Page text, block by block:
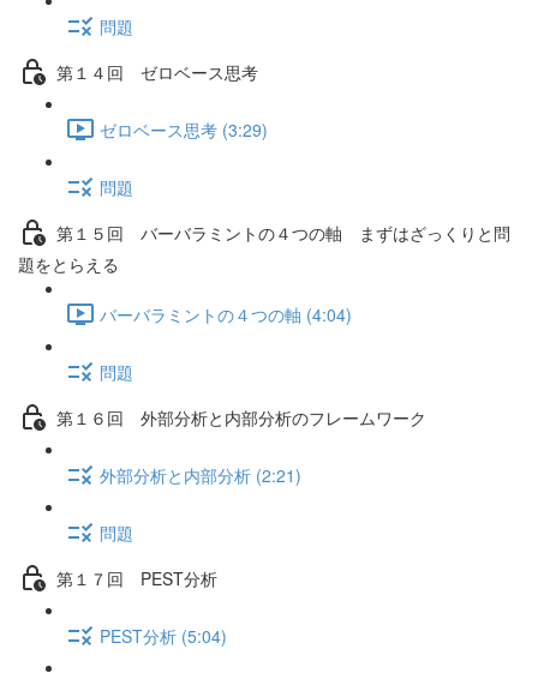
問題
第１４回 ゼロベース思考
ゼロベース思考 (3:29)
問題
第１５回 バーバラミントの４つの軸 まずはざっくりと問
題をとらえる
バーバラミントの４つの軸 (4:04)
問題
第１６回 外部分析と内部分析のフレームワーク
外部分析と内部分析 (2:21)
問題
第１７回 PEST分析
PEST分析 (5:04)